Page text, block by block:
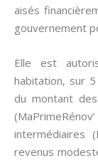
aisés
gouvernement
Elle est
habitation, sur
du montant
intermédiaires
revenus